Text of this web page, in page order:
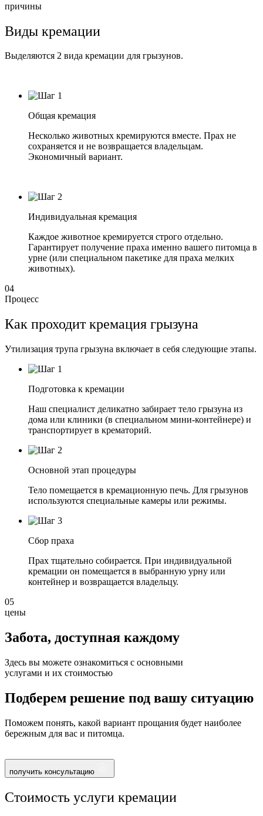
причины
Виды кремации
Выделяются 2 вида кремации для грызунов.
Общая кремация
Несколько животных кремируются вместе. Прах не
сохраняется и не возвращается владельцам.
Экономичный вариант.
Индивидуальная кремация
Каждое животное кремируется строго отдельно.
Гарантирует получение праха именно вашего питомца в
урне (или специальном пакетике для праха мелких
животных).
04
Процесс
Как проходит кремация грызуна
Утилизация трупа грызуна включает в себя следующие этапы.
Подготовка к кремации
Наш специалист деликатно забирает тело грызуна из
дома или клиники (в специальном мини-контейнере) и
транспортирует в крематорий.
Основной этап процедуры
Тело помещается в кремационную печь. Для грызунов
используются специальные камеры или режимы.
Сбор праха
Прах тщательно собирается. При индивидуальной
кремации он помещается в выбранную урну или
контейнер и возвращается владельцу.
05
цены
Забота, доступная каждому
Здесь вы можете ознакомиться с основными
услугами и их стоимостью
Подберем решение под вашу ситуацию
Поможем понять, какой вариант прощания будет наиболее
бережным для вас и питомца.
получить консультацию
Стоимость услуги кремации